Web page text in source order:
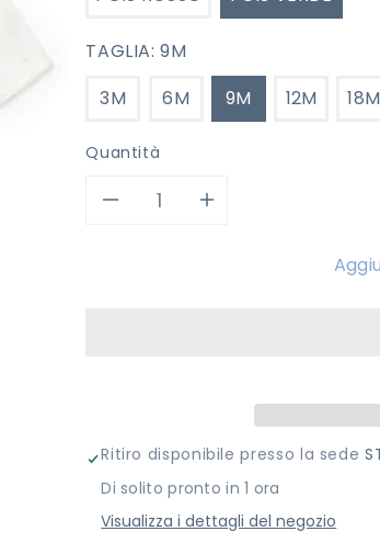
TAGLIA:9M
3M
6M 9M 12M 18M
Quantità
Diminuisci
COCCODE&#39;
FIRENZE
Aumenta
quantità
FIRENZE
Ritiro disponibile presso la sede
Di solito pronto in 1 ora
Visualizza i dettagli del negozio